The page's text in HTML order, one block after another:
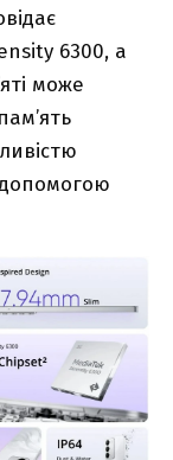
6300, а
може